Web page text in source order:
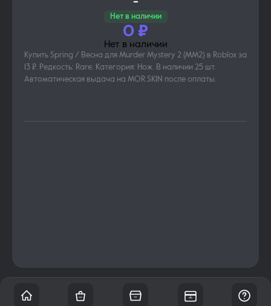
Нет в наличии
0 ₽
Нет в наличии
Купить Spring / Весна для Murder Mystery 2 (MM2) в Roblox за
13 ₽. Редкость: Rare. Категория: Нож. В наличии 25 шт.
Автоматическая выдача на MOR.SKIN после оплаты.